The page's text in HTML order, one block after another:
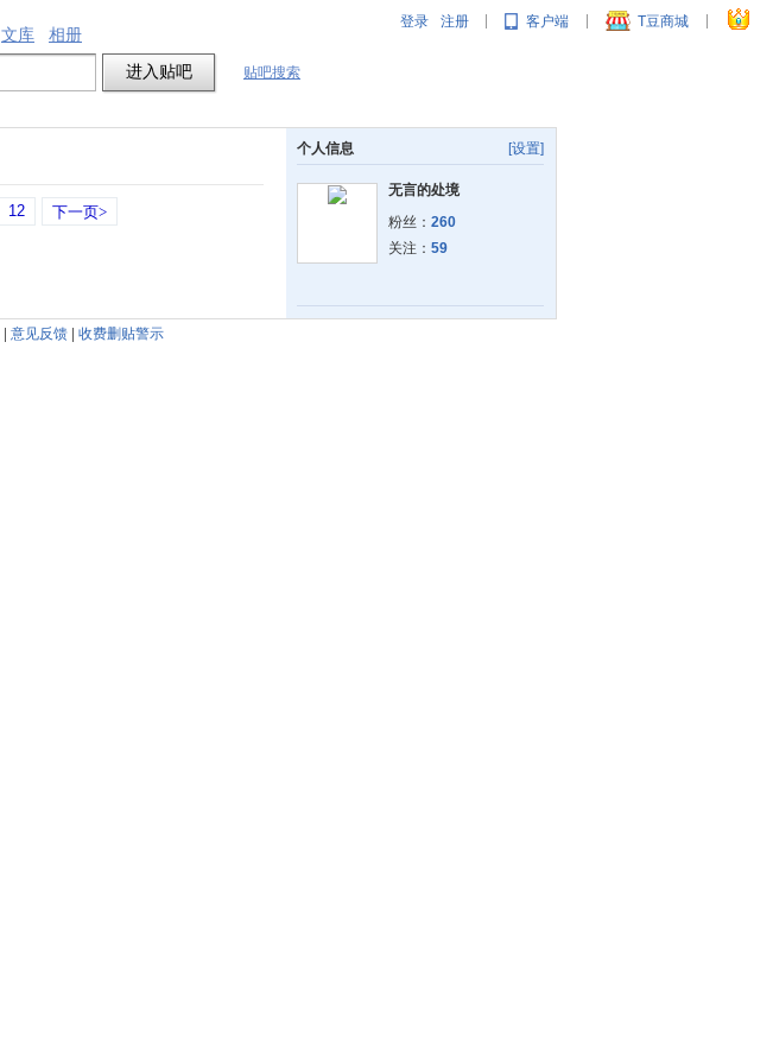
登录 注册 | 客户端 | T豆商城 |
文库 相册
贴吧搜索
12 下一页>
[设置]
个人信息
无言的处境
粉丝： 260
关注： 59
| 意见反馈 | 收费删贴警示